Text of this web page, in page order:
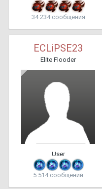
34 234 сообщения
ECLiPSE23
Elite Flooder
User
5 514 сообщений